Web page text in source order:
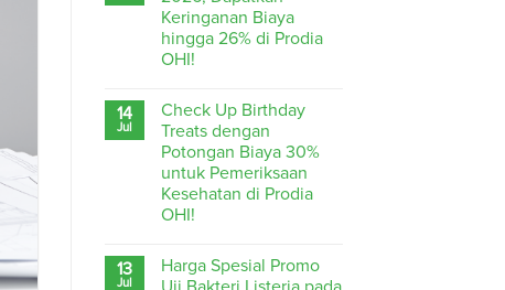
Keringanan Biaya
hingga 26% di Prodia
OHI!
14
Jul
Check Up Birthday
Treats dengan
Potongan Biaya 30%
untuk Pemeriksaan
Kesehatan di Prodia
OHI!
13
Jul
Harga Spesial Promo